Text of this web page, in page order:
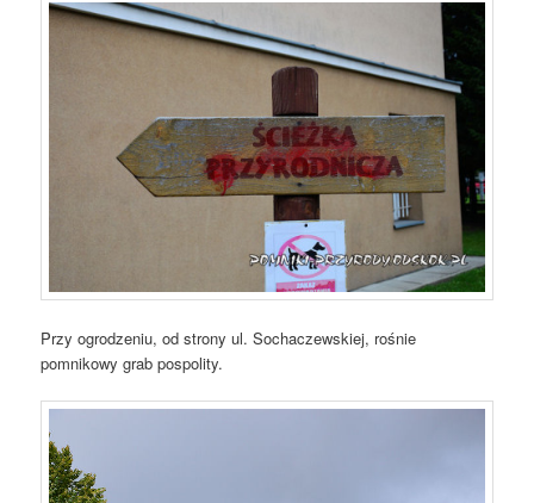
Przy ogrodzeniu, od strony ul. Sochaczewskiej, rośnie
pomnikowy grab pospolity.